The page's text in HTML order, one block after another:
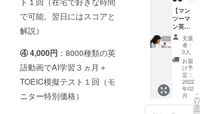
で可能。翌日にはスコアと
解説）
④ 4,000円 ：8000種類の英
語動画でAI学習３ヵ月＋
TOEIC模擬テスト１回（モ
ニター特別価格）
載。
（プリ
ントア
ウトし
てテス
ト後に
ファイ
ルに転
記して
もOKで
す） ・
2022年
1月中旬
ただけ
ます。
TOEIC
模擬テ
スト１
回付き
のの特
別企画
料金で
す。
https://j
p.voicet
ube.co
TOEIC
スコア
アップ
にも大
きな効
果が出
ていま
す。１
日１つ
の動画
レッス
ン（30
分から
対策専
用アプ
リで
す。
TOEIC
のパー
ト別の
今のレ
ベルも
わかっ
て、効
率的に
スコア
対策が
別価
格・税
込み）
◆英語
中級に
近い初
級レベ
ルから
中級者
向けで
す。ネ
イティ
ブの日
常英語
【マン
ツーマ
ン英会
話レッ
スン10
回分チ
ケット
（1回40
分）】
（モニ
ター特
別価
格・税
支援
者：
0人
お届
け予
定：
2022
年02
月
こ
の
リ
タ
ー